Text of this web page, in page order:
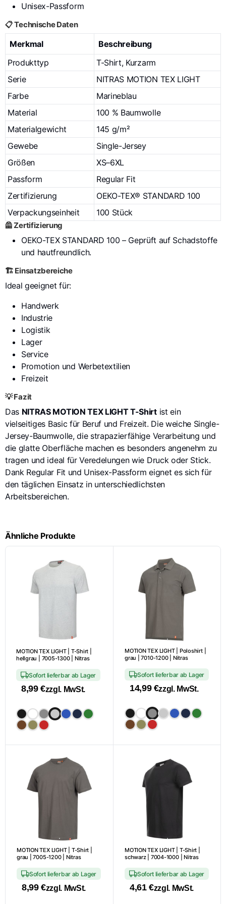
Unisex-Passform
📋 Technische Daten
Merkmal
Beschreibung
Produkttyp
T-Shirt, Kurzarm
Serie
NITRAS MOTION TEX LIGHT
Farbe
Marineblau
Material
100 % Baumwolle
Materialgewicht
145 g/m²
Gewebe
Single-Jersey
Größen
XS–6XL
Passform
Regular Fit
Zertifizierung
OEKO-TEX® STANDARD 100
Verpackungseinheit
100 Stück
🦺 Zertifizierung
OEKO-TEX STANDARD 100 – Geprüft auf Schadstoffe
und hautfreundlich.
🏗️ Einsatzbereiche
Ideal geeignet für:
Handwerk
Industrie
Logistik
Lager
Service
Promotion und Werbetextilien
Freizeit
💡 Fazit
Das NITRAS MOTION TEX LIGHT T-Shirtist ein
vielseitiges Basic für Beruf und Freizeit. Die weiche Single-
Jersey-Baumwolle, die strapazierfähige Verarbeitung und
die glatte Oberfläche machen es besonders angenehm zu
tragen und ideal für Veredelungen wie Druck oder Stick.
Dank Regular Fit und Unisex-Passform eignet es sich für
den täglichen Einsatz in unterschiedlichsten
Arbeitsbereichen.
Ähnliche Produkte
MOTION TEX LIGHT | T-Shirt |
hellgrau | 7005-1300 | Nitras
Sofort lieferbar ab Lager
8,99€zzgl. MwSt.
Dieses
Produkt
weist
mehrere
Optionen
können
Produktseite
gewählt
werden
MOTION TEX LIGHT | Poloshirt |
grau | 7010-1200 | Nitras
Sofort lieferbar ab Lager
14,99 €zzgl. MwSt.
Dieses
Produkt
weist
mehrere
Optionen
Produktseite
gewählt
werden
MOTION TEX LIGHT | T-Shirt |
grau | 7005-1200 | Nitras
Sofort lieferbar ab Lager
8,99€zzgl. MwSt.
MOTION TEX LIGHT | T-Shirt |
schwarz | 7004-1000 | Nitras
Sofort lieferbar ab Lager
4,61€zzgl. MwSt.